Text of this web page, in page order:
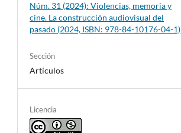
Núm. 31 (2024): Violencias, memoria y
cine. La construcción audiovisual del
pasado (2024, ISBN: 978-84-10176-04-1)
Sección
Artículos
Licencia